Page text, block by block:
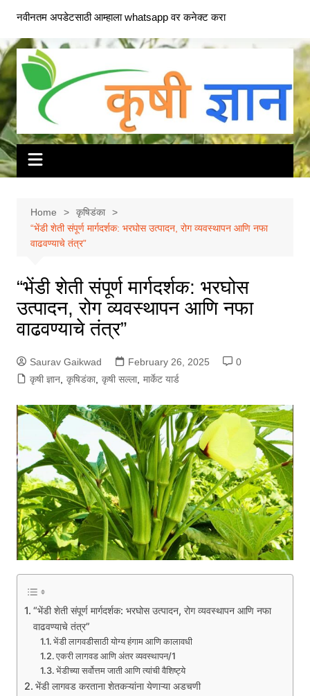
content
नवीनतम अपडेटसाठी आम्हाला whatsapp वर कनेक्ट करा
Home
कृषिडंका
“भेंडी शेती संपूर्ण मार्गदर्शक: भरघोस उत्पादन, रोग व्यवस्थापन आणि नफा
वाढवण्याचे तंत्र”
“भेंडी शेती संपूर्ण मार्गदर्शक: भरघोस
उत्पादन, रोग व्यवस्थापन आणि नफा
वाढवण्याचे तंत्र”
Saurav Gaikwad February 26, 2025
0
कृषी ज्ञान, कृषिडंका, कृषी सल्ला, मार्केट यार्ड
“भेंडी शेती संपूर्ण मार्गदर्शक: भरघोस उत्पादन, रोग व्यवस्थापन आणि नफा
वाढवण्याचे तंत्र”
भेंडी लागवडीसाठी योग्य हंगाम आणि कालावधी
एकरी लागवड आणि अंतर व्यवस्थापन/1
भेंडीच्या सर्वोत्तम जाती आणि त्यांची वैशिष्ट्ये
भेंडी लागवड करताना शेतकऱ्यांना येणाऱ्या अडचणी